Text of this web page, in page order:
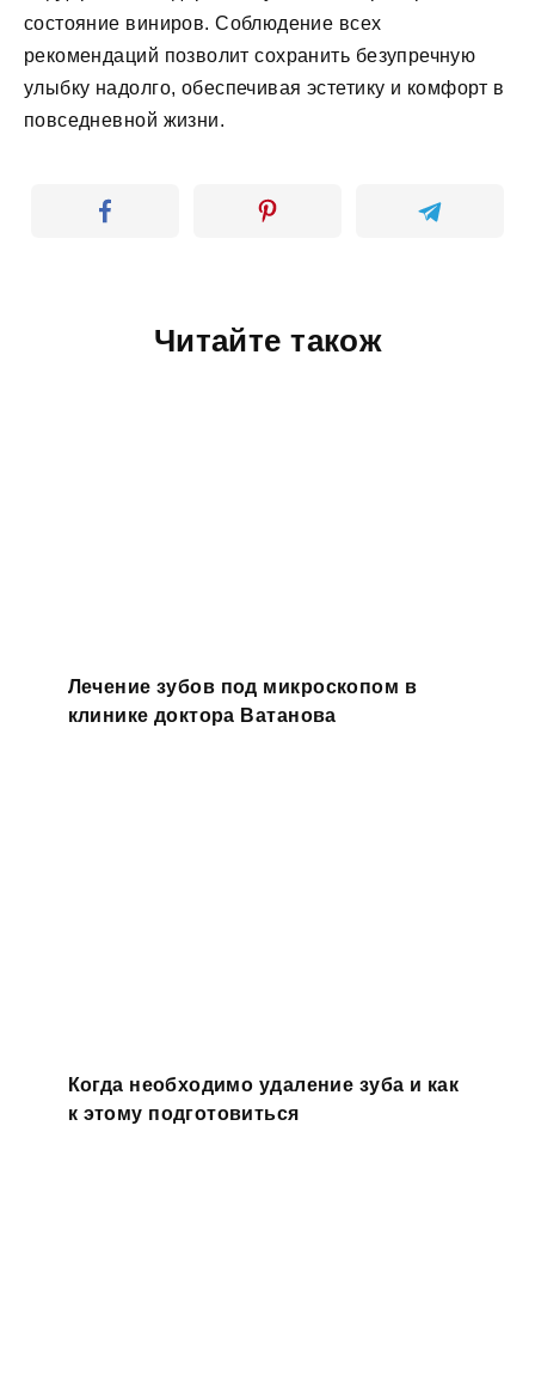
состояние виниров. Соблюдение всех
рекомендаций позволит сохранить безупречную
улыбку надолго, обеспечивая эстетику и комфорт в
повседневной жизни.
Читайте також
Лечение зубов под микроскопом в
клинике доктора Ватанова
Когда необходимо удаление зуба и как
к этому подготовиться